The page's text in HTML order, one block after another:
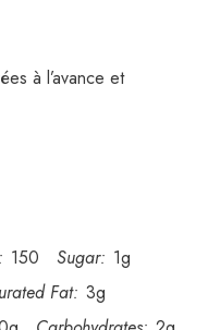
à l’avance et
150 Sugar: 1g
Fat: 3g